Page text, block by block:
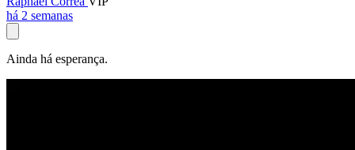
há 2 semanas
Ainda há esperança.